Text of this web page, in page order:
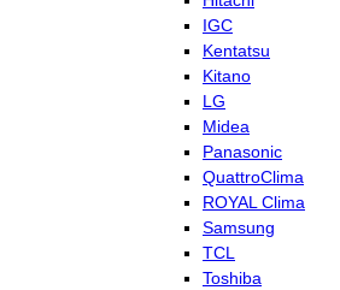
IGC
Kentatsu
Kitano
LG
Midea
Panasonic
QuattroClima
ROYAL Clima
Samsung
TCL
Toshiba